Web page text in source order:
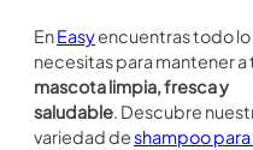
EnEasyencuentras todo lo
necesitas para mantener a
mascota limpia, fresca y
saludable. Descubre
variedad deshampoo